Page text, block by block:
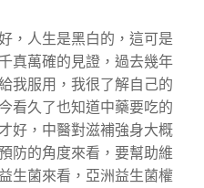
，人生是黑白的，這可是
真萬確的見證，過去幾年
我服用，我很了解自己的
看久了也知道中藥要吃的
好，中醫對滋補強身大概
防的角度來看，要幫助維
生菌來看，亞洲益生菌權